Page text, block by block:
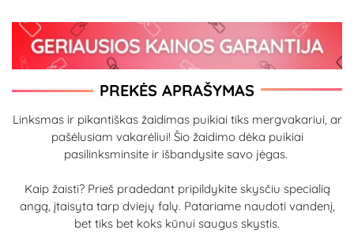
PREKĖS APRAŠYMAS
Linksmas ir pikantiškas žaidimas puikiai tiks mergvakariui, ar
pašėlusiam vakarėliui! Šio žaidimo dėka puikiai
pasilinksminsite ir išbandysite savo jėgas.
Kaip žaisti? Prieš pradedant pripildykite skysčiu specialią
angą, įtaisyta tarp dviejų falų. Patariame naudoti vandenį,
bet tiks bet koks kūnui saugus skystis.